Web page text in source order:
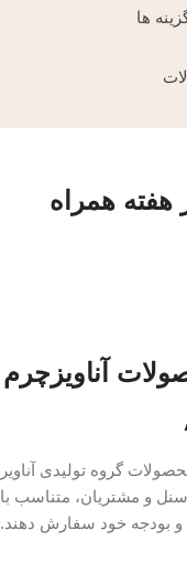
ها
روز و ۷ روز هفته همراه
آناویزچرم
گروه تولیدی آناویر
و مشتریان، متناسب با
و بودجه خود سفارش دهند.